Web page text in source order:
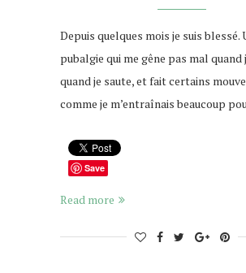
Depuis quelques mois je suis blessé.
pubalgie qui me gêne pas mal quand
quand je saute, et fait certains
comme je m’entraînais beaucoup
Save
Read more